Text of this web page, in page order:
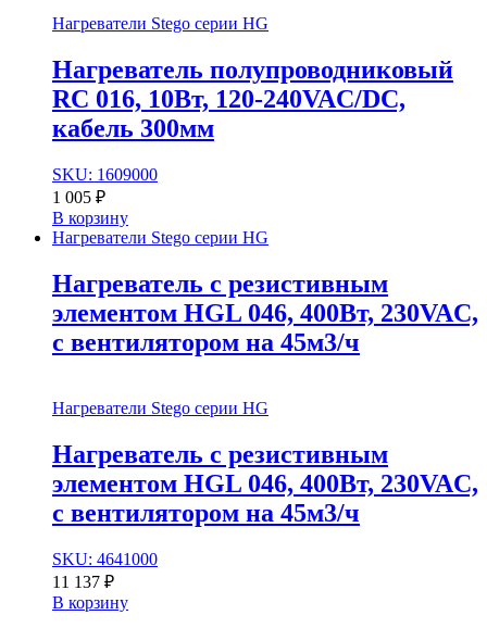
Нагреватели Stego серии HG
Нагреватель полупроводниковый
RC 016, 10Вт, 120-240VAC/DC,
кабель 300мм
SKU: 1609000
1 005 ₽
В корзину
Нагреватели Stego серии HG
Нагреватель с резистивным
элементом HGL 046, 400Вт, 230VAC,
с вентилятором на 45м3/ч
Нагреватели Stego серии HG
Нагреватель с резистивным
элементом HGL 046, 400Вт, 230VAC,
с вентилятором на 45м3/ч
SKU: 4641000
11 137 ₽
В корзину